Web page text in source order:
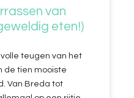
van
eten!)
teugen van het
de tien mooiste
Van Breda tot